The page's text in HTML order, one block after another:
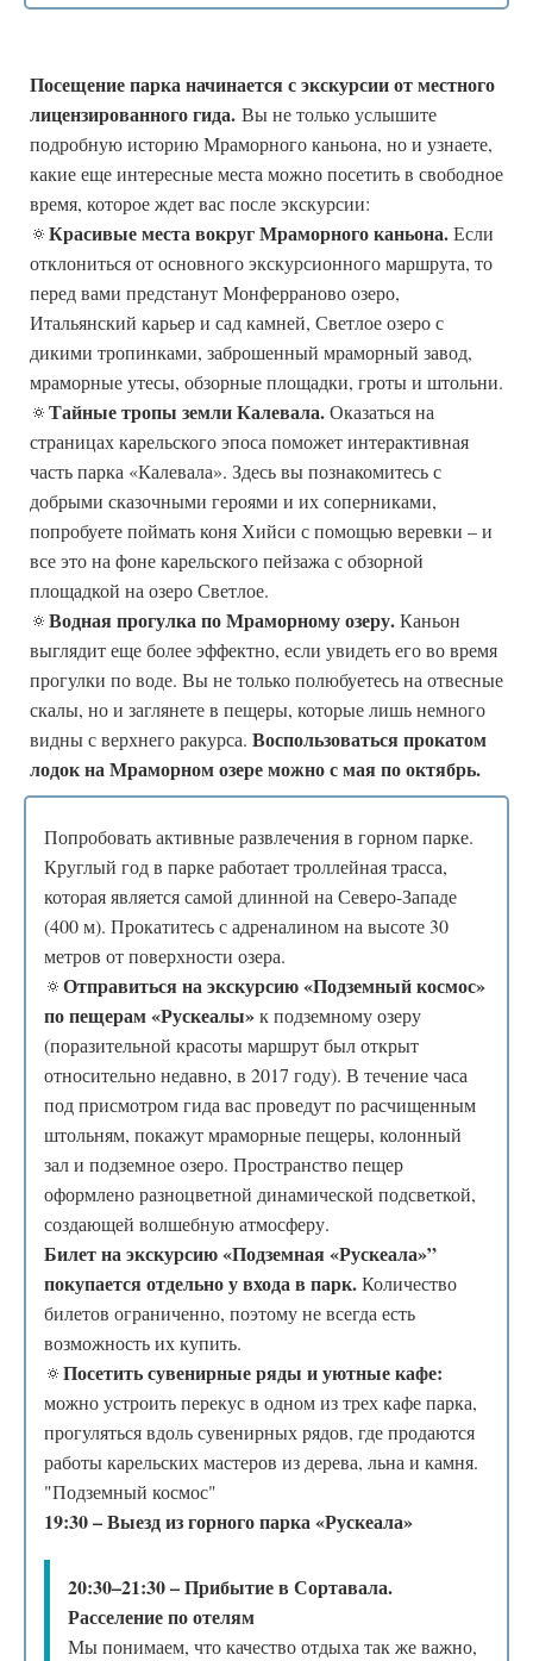
Посещение парка начинается с экскурсии от местного
лицензированного гида. Вы не только услышите
подробную историю Мраморного каньона, но и узнаете,
какие еще интересные места можно посетить в свободное
время, которое ждет вас после экскурсии:
🔅Красивые места вокруг Мраморного каньона.Если
отклониться от основного экскурсионного маршрута, то
перед вами предстанут Монферраново озеро,
Итальянский карьер и сад камней, Светлое озеро с
дикими тропинками, заброшенный мраморный завод,
мраморные утесы, обзорные площадки, гроты и штольни.
🔅Тайные тропы земли Калевала.Оказаться на
страницах карельского эпоса поможет интерактивная
часть парка «Калевала». Здесь вы познакомитесь с
добрыми сказочными героями и их соперниками,
попробуете поймать коня Хийси с помощью веревки – и
все это на фоне карельского пейзажа с обзорной
площадкой на озеро Светлое.
🔅Водная прогулка по Мраморному озеру.Каньон
выглядит еще более эффектно, если увидеть его во время
прогулки по воде. Вы не только полюбуетесь на отвесные
скалы, но и заглянете в пещеры, которые лишь немного
видны с верхнего ракурса. Воспользоваться прокатом
лодок на Мраморном озере можно с мая по октябрь.
Попробовать активные развлечения в горном парке.
Круглый год в парке работает троллейная трасса,
которая является самой длинной на Северо-Западе
(400 м). Прокатитесь с адреналином на высоте 30
метров от поверхности озера.
🔅Отправиться на экскурсию «Подземный космос»
по пещерам «Рускеалы»к подземному озеру
(поразительной красоты маршрут был открыт
относительно недавно, в 2017 году). В течение часа
под присмотром гида вас проведут по расчищенным
штольням, покажут мраморные пещеры, колонный
зал и подземное озеро. Пространство пещер
оформлено разноцветной динамической подсветкой,
создающей волшебную атмосферу.
Билет на экскурсию «Подземная «Рускеала»”
покупается отдельно у входа в парк.Количество
билетов ограниченно, поэтому не всегда есть
возможность их купить.
🔅Посетить сувенирные ряды и уютные кафе:
можно устроить перекус в одном из трех кафе парка,
прогуляться вдоль сувенирных рядов, где продаются
работы карельских мастеров из дерева, льна и камня.
"Подземный космос"
19:30 – Выезд из горного парка «Рускеала»
20:30–21:30 – Прибытие в Сортавала.
Расселение по отелям
Мы понимаем, что качество отдыха так же важно,